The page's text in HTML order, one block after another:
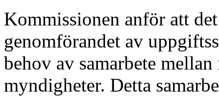
Kommissionen anför att
genomförandet av
behov av samarbete
myndigheter. Detta